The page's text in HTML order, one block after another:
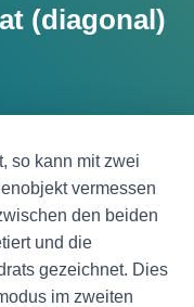
N
U
H
E
N
(diagonal)
so kann mit zwei
vermessen
den beiden
und die
gezeichnet. Dies
im zweiten